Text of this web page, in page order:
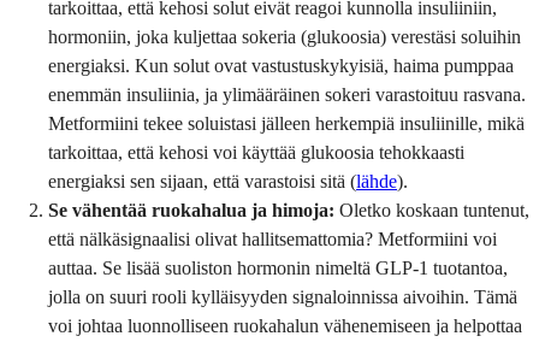
tarkoittaa, että kehosi solut eivät reagoi kunnolla insuliiniin,
hormoniin, joka kuljettaa sokeria (glukoosia) verestäsi soluihin
energiaksi. Kun solut ovat vastustuskykyisiä, haima pumppaa
enemmän insuliinia, ja ylimääräinen sokeri varastoituu rasvana.
Metformiini tekee soluistasi jälleen herkempiä insuliinille, mikä
tarkoittaa, että kehosi voi käyttää glukoosia tehokkaasti
energiaksi sen sijaan, että varastoisi sitä (lähde).
Se vähentää ruokahalua ja himoja: Oletko koskaan tuntenut,
että nälkäsignaalisi olivat hallitsemattomia? Metformiini voi
auttaa. Se lisää suoliston hormonin nimeltä GLP-1 tuotantoa,
jolla on suuri rooli kylläisyyden signaloinnissa aivoihin. Tämä
voi johtaa luonnolliseen ruokahalun vähenemiseen ja helpottaa